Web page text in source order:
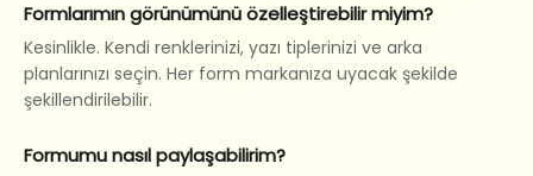
Formlarımın görünümünü özelleştirebilir miyim?
Kesinlikle. Kendi renklerinizi, yazı tiplerinizi ve arka
planlarınızı seçin. Her form markanıza uyacak şekilde
şekillendirilebilir.
Formumu nasıl paylaşabilirim?